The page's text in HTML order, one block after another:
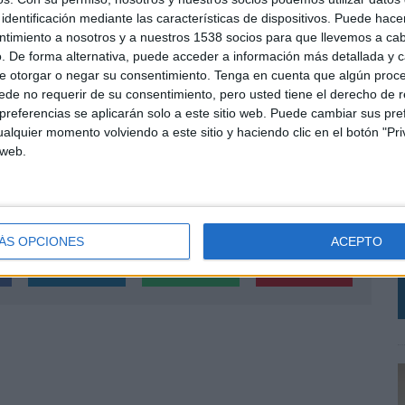
mediante las características de dispositivos. Puede
a nosotros y a nuestros 1538 socios para que llevemos a
De forma alternativa, puede acceder a información más detallada y
otorgar o negar su consentimiento. Tenga en cuenta que algún
no requerir de su consentimiento, pero usted tiene el derecho de
se aplicarán solo a este sitio web. Puede cambiar sus
momento volviendo a este sitio y haciendo clic en el botón
OPCIONES ACEPTO
en 2001. Muy vinculada al área de innovación,
Women in Nielsen y Pride (PRIDE) para
respectivamente. Su principal objetivo como
a Nielsen en el centro de los cambios
de gran consumo.
y técnicas de mercado por la Universidad